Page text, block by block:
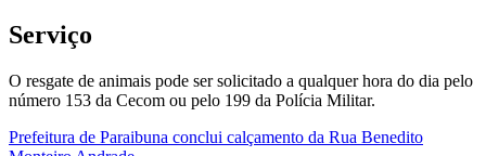
Serviço
O resgate de animais pode ser solicitado a qualquer hora do dia pelo
número 153 da Cecom ou pelo 199 da Polícia Militar.
Prefeitura de Paraibuna conclui calçamento da Rua Benedito